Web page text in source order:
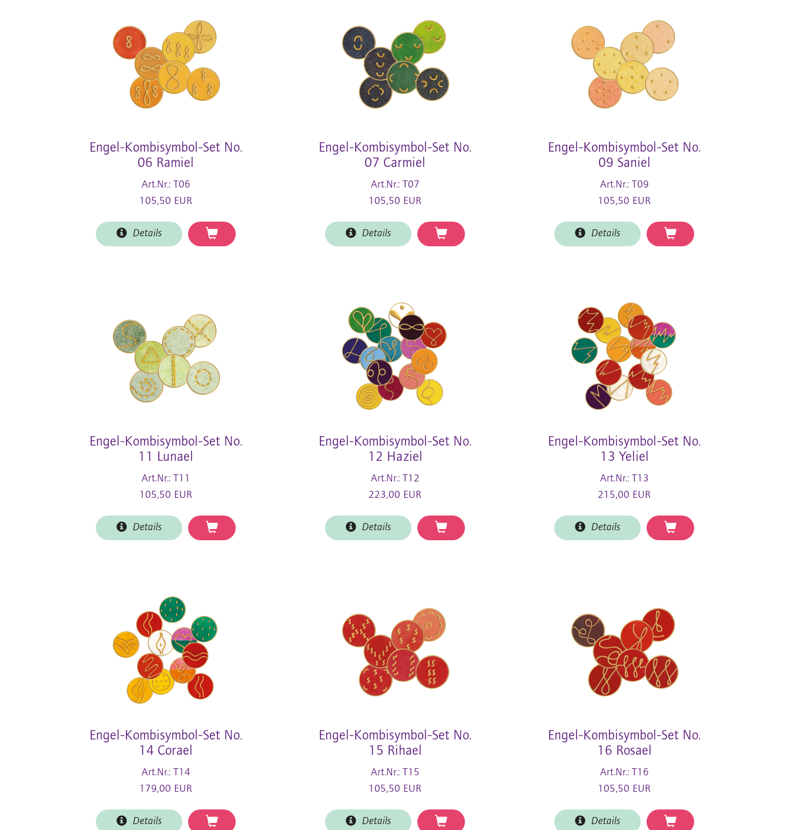
Engel-Kombisymbol-Set No.
06 Ramiel
Art.Nr.: T06
105,50 EUR
Details
Engel-Kombisymbol-Set No.
07 Carmiel
Art.Nr.: T07
105,50 EUR
Details
Engel-Kombisymbol-Set No.
09 Saniel
Art.Nr.: T09
105,50 EUR
Details
Engel-Kombisymbol-Set No.
11 Lunael
Art.Nr.: T11
105,50 EUR
Details
Engel-Kombisymbol-Set No.
12 Haziel
Art.Nr.: T12
223,00 EUR
Details
Engel-Kombisymbol-Set No.
13 Yeliel
Art.Nr.: T13
215,00 EUR
Details
Engel-Kombisymbol-Set No.
14 Corael
Art.Nr.: T14
179,00 EUR
Details
Engel-Kombisymbol-Set No.
15 Rihael
Art.Nr.: T15
105,50 EUR
Details
Engel-Kombisymbol-Set No.
16 Rosael
Art.Nr.: T16
105,50 EUR
Details